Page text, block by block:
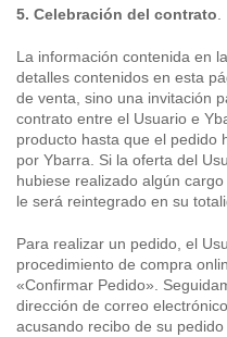
5. Celebración del contrato.
La información contenida en
detalles contenidos en esta
de venta, sino una invitación
contrato entre el Usuario e
producto hasta que el pedido
por Ybarra. Si la oferta del
hubiese realizado algún
le será reintegrado en su
Para realizar un pedido, el
procedimiento de compra
«Confirmar Pedido».
dirección de correo
acusando recibo de su